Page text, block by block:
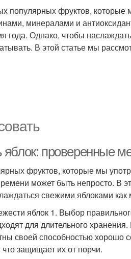
популярных фруктов,
минералами и
года. Однако, чтобы
В этой статье мы
яблок: проверенные
фруктов, которые мы
может быть непросто. В
свежими яблоками
яблок 1. Выбор
для длительного
своей способностью хорошо
защищает их от порчи.